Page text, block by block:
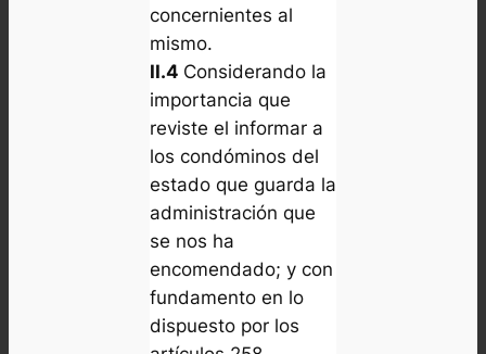
concernientes al
mismo.
II.4 Considerando la
importancia que
reviste el informar a
los condóminos del
estado que guarda la
administración que
se nos ha
encomendado; y con
fundamento en lo
dispuesto por los